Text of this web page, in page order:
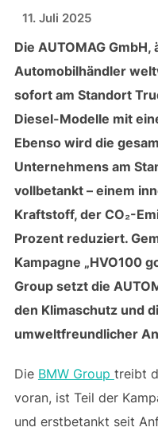
11. Juli 2025
Die AUTOMAG
Automobilhändler
sofort am Standort
Diesel-Modelle mit
Ebenso wird die
Unternehmens am
vollbetankt – einem
Kraftstoff, der CO₂-
Prozent reduziert.
Kampagne „HVO100
Group setzt die
den Klimaschutz und
umweltfreundlicher
Die BMW Group treibt
voran, ist Teil der
und erstbetankt seit